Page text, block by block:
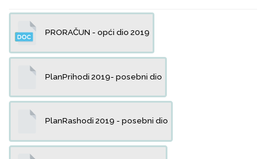
PRORAČUN - opći dio 2019
PlanPrihodi 2019- posebni dio
PlanRashodi 2019 - posebni dio